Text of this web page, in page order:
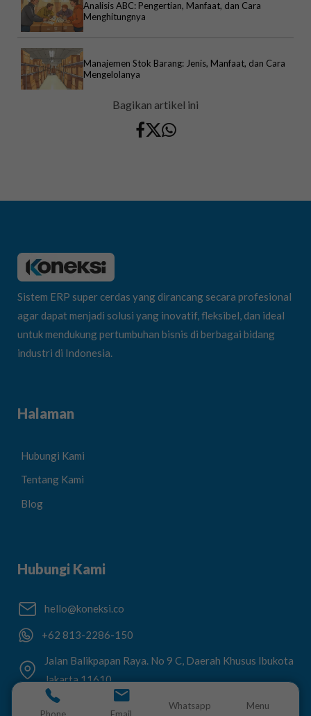
Whatsapp Menu
Analisis ABC: Pengertian, Manfaat, dan Cara
Menghitungnya
Manajemen Stok Barang: Jenis, Manfaat, dan Cara
Mengelolanya
Bagikan artikel ini
Sistem ERP super cerdas yang dirancang secara profesional
agar dapat menjadi solusi yang inovatif, fleksibel, dan ideal
untuk mendukung pertumbuhan bisnis di berbagai bidang
industri di Indonesia.
Halaman
Hubungi Kami
Tentang Kami
Blog
Hubungi Kami
hello@koneksi.co
+62 813-2286-150
Jalan Balikpapan Raya. No 9 C, Daerah Khusus Ibukota
Jakarta 11610